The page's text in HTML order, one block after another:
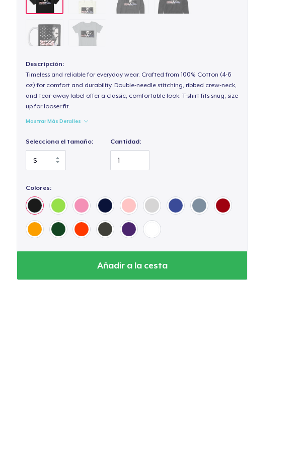
Descripción:
Timeless and reliable for everyday wear. Crafted from 100% Cotton (4-6
oz) for comfort and durability. Double-needle stitching, ribbed crew-neck,
and tear-away label offer a classic, comfortable look. T-shirt fits snug; size
up for looser fit.
Mostrar Más Detalles
Selecciona el tamaño: Cantidad:
Colores:
Añadir a la cesta